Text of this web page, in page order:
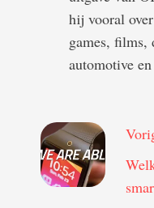
hij vooral
games, films,
automotive